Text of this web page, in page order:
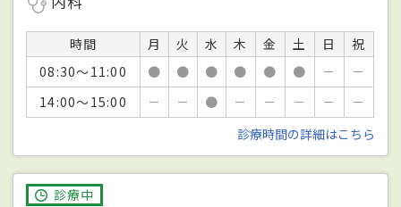
時間 月 火 水 木 金 土 日
祝
08:30～11:00
● ● ● ● ● ● －
－
14:00～15:00
－ － ● － － － －
－
診療時間の詳細はこちら
診療中